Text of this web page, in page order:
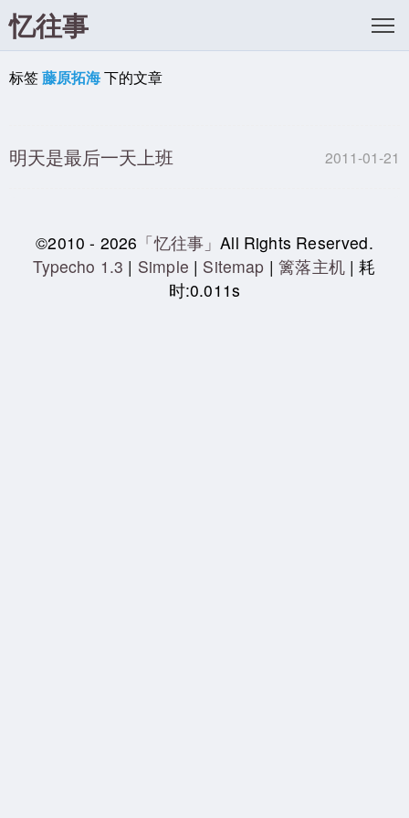
忆往事
标签藤原拓海下的文章
明天是最后一天上班 2011-01-21
©2010 - 2026 「忆往事」All Rights Reserved.
Typecho 1.3 | Simple | Sitemap |篱落主机| 耗
时:0.011s